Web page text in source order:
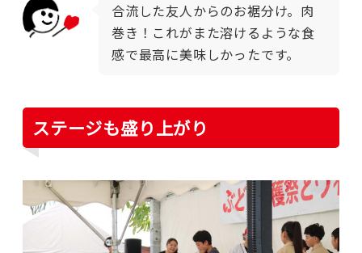
合流した友人からのお裾分け。肉
巻き！これがまた溶けるような食
感で最高に美味しかったです。
ステージも盛り上がり